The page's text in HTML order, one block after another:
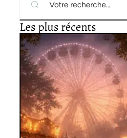
Les plus récents